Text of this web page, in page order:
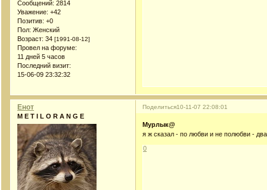
Сообщений: 2814
Уважение: +42
Позитив: +0
Пол: Женский
Возраст: 34 [1991-08-12]
Провел на форуме:
11 дней 5 часов
Последний визит:
15-06-09 23:32:32
Поделиться10-11-07 22:08:01
Енот
M E T I L O R A N G E
Мурлык@
я ж сказал - по любви и не полюбви -
0